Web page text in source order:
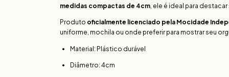
medidas compactas de 4cm, ele é ideal para
Produto oficialmente licenciado pela Mocidade
uniforme, mochila ou onde preferir para mostrar seu
Material: Plástico durável
Diâmetro: 4cm